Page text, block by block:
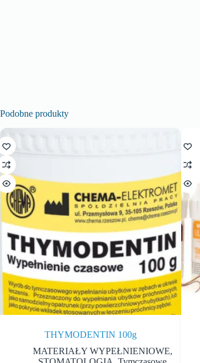
Podobne produkty
THYMODENTIN 100g
MATERIAŁY WYPEŁNIENIOWE,